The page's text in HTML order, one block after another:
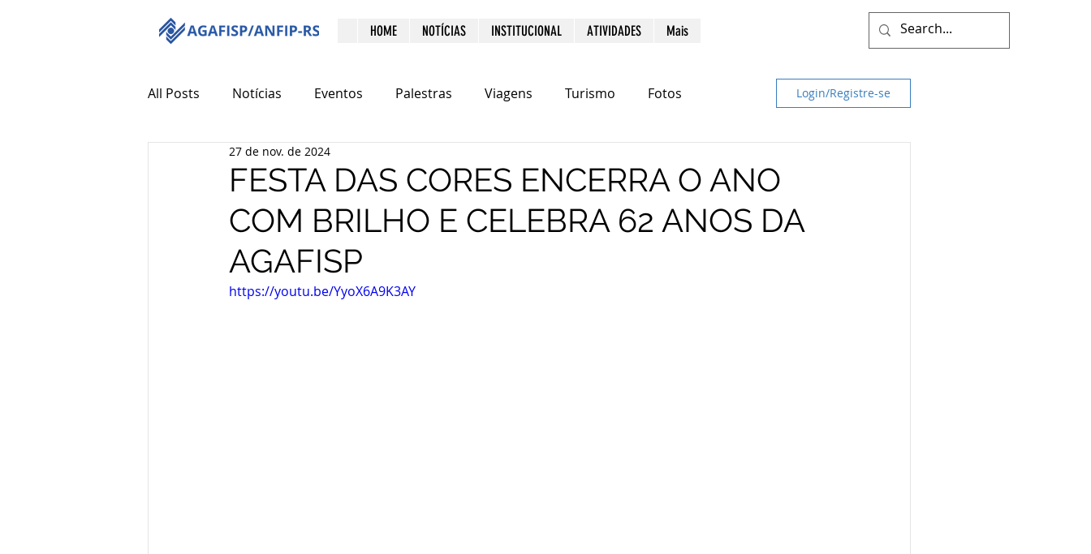
HOME NOTÍCIAS INSTITUCIONAL ATIVIDADES Mais
All Posts Notícias Eventos Palestras Viagens Turismo Fotos Login/Registre-se
FESTA DAS CORES ENCERRA O ANO
COM BRILHO E CELEBRA 62 ANOS DA
AGAFISP
27 de nov. de 2024
https://youtu.be/YyoX6A9K3AY